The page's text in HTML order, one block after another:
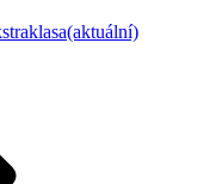
(aktuální)